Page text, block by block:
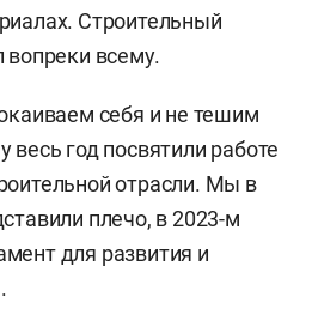
Строительный
вопреки всему.
себя и не тешим
год посвятили работе
отрасли. Мы в
плечо, в 2023-м
для развития и